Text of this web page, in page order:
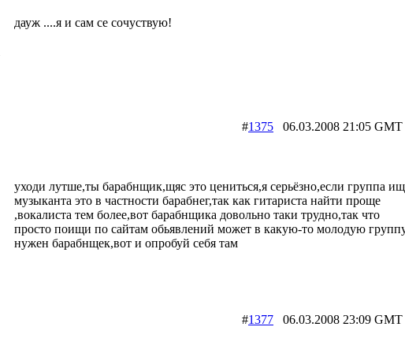
дауж ....я и сам се сочуствую!
#1375 06.03.2008 21:05
уходи лутше,ты барабнщик,щяс это цениться,я серьёзно,если группа
музыканта это в частности барабнег,так как гитариста найти проще
,вокалиста тем более,вот барабнщика довольно таки трудно,так что
просто поищи по сайтам обьявлений может в какую-то молодую
нужен барабнщек,вот и опробуй себя там
#1377 06.03.2008 23:09